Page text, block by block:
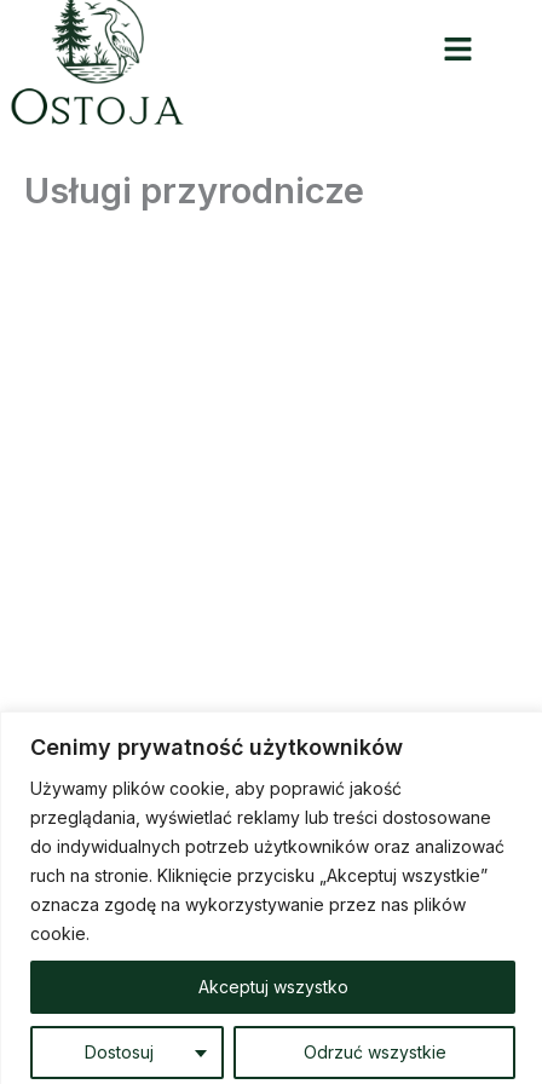
Cenimy prywatność użytkowników
Używamy plików cookie, aby poprawić jakość
przeglądania, wyświetlać reklamy lub treści dostosowane
do indywidualnych potrzeb użytkowników oraz analizować
ruch na stronie. Kliknięcie przycisku „Akceptuj wszystkie”
oznacza zgodę na wykorzystywanie przez nas plików
cookie.
Dostosuj Odrzuć wszystkie
Akceptuj wszystko
Przejdź
Menu
Usługi przyrodnicze
Kontakt
biuro@pracowniaostoja.pl
Prawa autorskie © 2026 Ostoja | Polityka prywatności i cookies